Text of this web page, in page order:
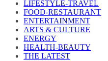
LIFESTYLE​-TRAVEL​
FOOD-RESTAURANT
ENTERTAINMENT
ARTS & CULTURE
ENERGY
HEALTH​-BEAUTY
THE LATEST